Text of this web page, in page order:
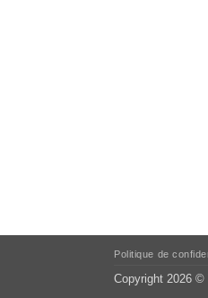
Politique de
Copyright 2026 ©